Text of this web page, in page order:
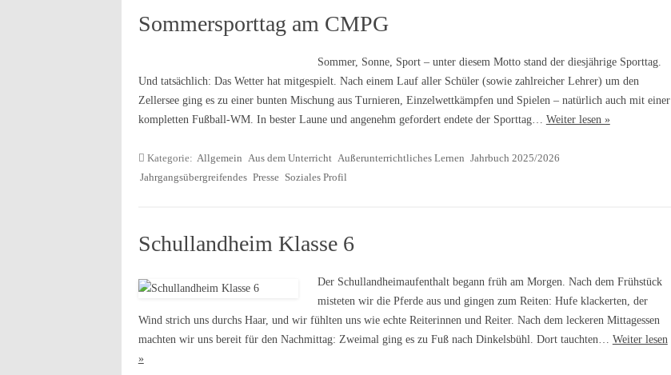
Sommersporttag am CMPG
Sommer, Sonne, Sport – unter diesem Motto stand der diesjährige Sporttag.
Und tatsächlich: Das Wetter hat mitgespielt. Nach einem Lauf aller Schüler (sowie zahlreicher Lehrer) um den
Zellersee ging es zu einer bunten Mischung aus Turnieren, Einzelwettkämpfen und Spielen – natürlich auch mit einer
kompletten Fußball-WM. In bester Laune und angenehm gefordert endete der Sporttag… Weiter lesen »
Kategorie: Allgemein Aus dem Unterricht Außerunterrichtliches Lernen Jahrbuch 2025/2026
Jahrgangsübergreifendes Presse Soziales Profil
Schullandheim Klasse 6
Der Schullandheimaufenthalt begann früh am Morgen. Nach dem Frühstück
misteten wir die Pferde aus und gingen zum Reiten: Hufe klackerten, der
Wind strich uns durchs Haar, und wir fühlten uns wie echte Reiterinnen und Reiter. Nach dem leckeren Mittagessen
machten wir uns bereit für den Nachmittag: Zweimal ging es zu Fuß nach Dinkelsbühl. Dort tauchten… Weiter lesen
»